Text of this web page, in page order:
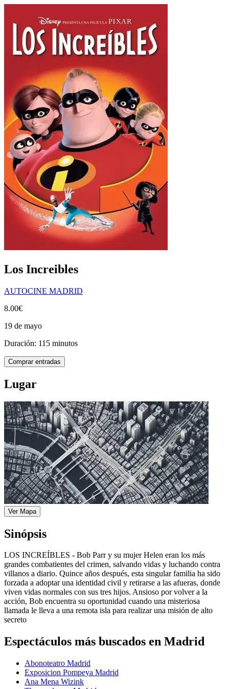
Los Increibles
AUTOCINE MADRID
8.00€
19 de mayo
Duración: 115 minutos
Comprar entradas
Lugar
Ver Mapa
Sinópsis
LOS INCREÍBLES - Bob Parr y su mujer Helen eran los más
grandes combatientes del crimen, salvando vidas y luchando contra
villanos a diario. Quince años después, esta singular familia ha sido
forzada a adoptar una identidad civil y retirarse a las afueras, donde
viven vidas normales con sus tres hijos. Ansioso por volver a la
acción, Bob encuentra su oportunidad cuando una misteriosa
llamada le lleva a una remota isla para realizar una misión de alto
secreto
Espectáculos más buscados en Madrid
Abonoteatro Madrid
Exposicion Pompeya Madrid
Ana Mena Wizink